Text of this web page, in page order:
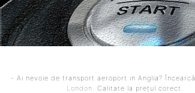
- Ai nevoie de transport aeroport in Anglia? Încearcă
London. Calitate la prețul corect.